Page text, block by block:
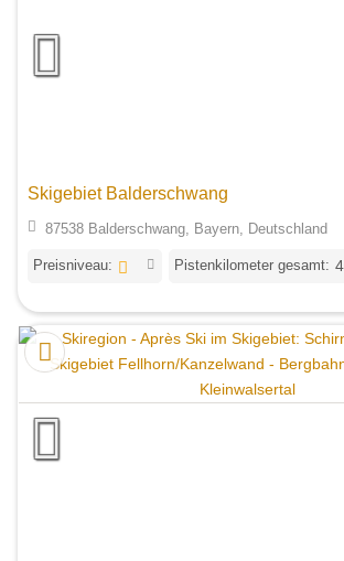
Skigebiet Balderschwang
87538 Balderschwang, Bayern, Deutschland
Preisniveau: Pistenkilometer gesamt: